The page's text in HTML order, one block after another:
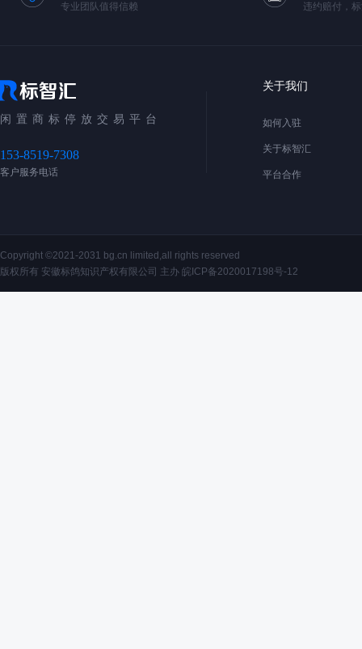
专业团队值得信赖 违约赔付，
闲置商标停放交易平台
153-8519-7308
客户服务电话
关于我们
如何入驻
关于标智汇
平台合作
Copyright ©2021-2031 bg.cn limited,all rights reserved
版权所有 安徽标鸽知识产权有限公司 主办 皖ICP备2020017198号-12